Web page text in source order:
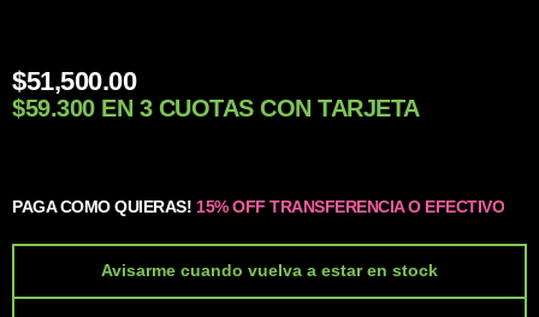
$51,500.00
$59.300 EN 3 CUOTAS CON TARJETA
PAGA COMO QUIERAS! 15% OFF TRANSFERENCIA O EFECTIVO
Avisarme cuando vuelva a estar en stock